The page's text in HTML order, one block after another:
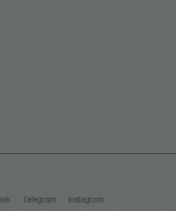
Telegram
Instagram